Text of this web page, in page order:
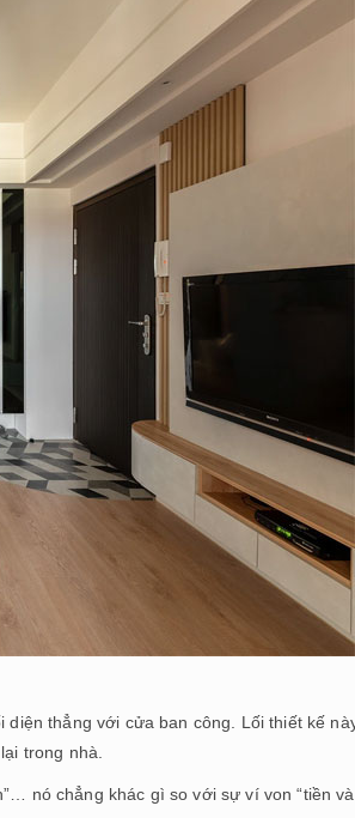
thẳng với cửa ban công. Lối thiết kế
trong nhà.
nó chẳng khác gì so với sự ví von “tiền